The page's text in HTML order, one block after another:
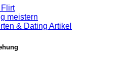
meistern
& Dating Artikel